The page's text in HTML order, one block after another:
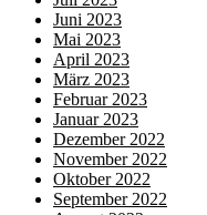
Juni 2023
Mai 2023
April 2023
März 2023
Februar 2023
Januar 2023
Dezember 2022
November 2022
Oktober 2022
September 2022